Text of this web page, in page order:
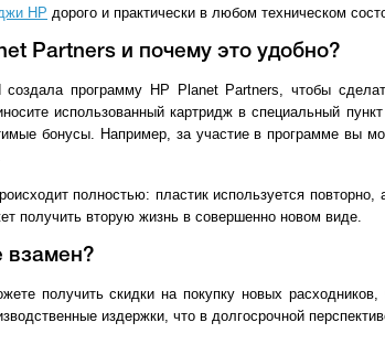
HP дорого и практически в любом техническом
Partners и почему это удобно?
создала программу HP Planet Partners, чтобы
использованный картридж в специальный
бонусы. Например, за участие в программе вы
полностью: пластик используется
получить вторую жизнь в совершенно новом виде.
взамен?
получить скидки на покупку новых
издержки, что в долгосрочной